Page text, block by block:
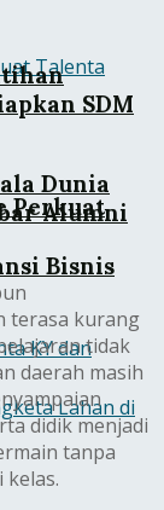
Perkuat
Bisnis
SDM
Dunia
Alumni
terasa kurang
tidak
daerah masih
didik menjadi
tanpa